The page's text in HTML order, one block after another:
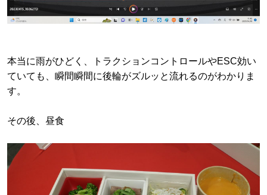
本当に雨がひどく、トラクションコントロールやESC効い
ていても、瞬間瞬間に後輪がズルッと流れるのがわかりま
す。
その後、昼食